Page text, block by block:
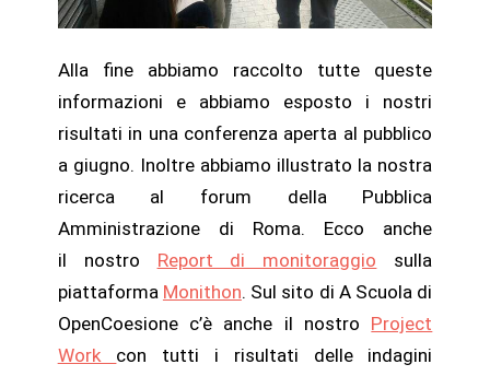
Alla fine abbiamo raccolto tutte queste
informazioni e abbiamo esposto i nostri
risultati in una conferenza aperta al pubblico
a giugno. Inoltre abbiamo illustrato la nostra
ricerca al forum della Pubblica
Amministrazione di Roma. Ecco anche
il nostro Report di monitoraggio sulla
piattaforma Monithon. Sul sito di A Scuola di
OpenCoesione c’è anche il nostro Project
Work con tutti i risultati delle indagini